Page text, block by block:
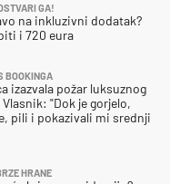
GA!
na inkluzivni dodatak?
i 720 eura
BOOKINGA
izazvala požar luksuznog
"Dok je gorjelo,
pili i pokazivali mi srednji
HRANE